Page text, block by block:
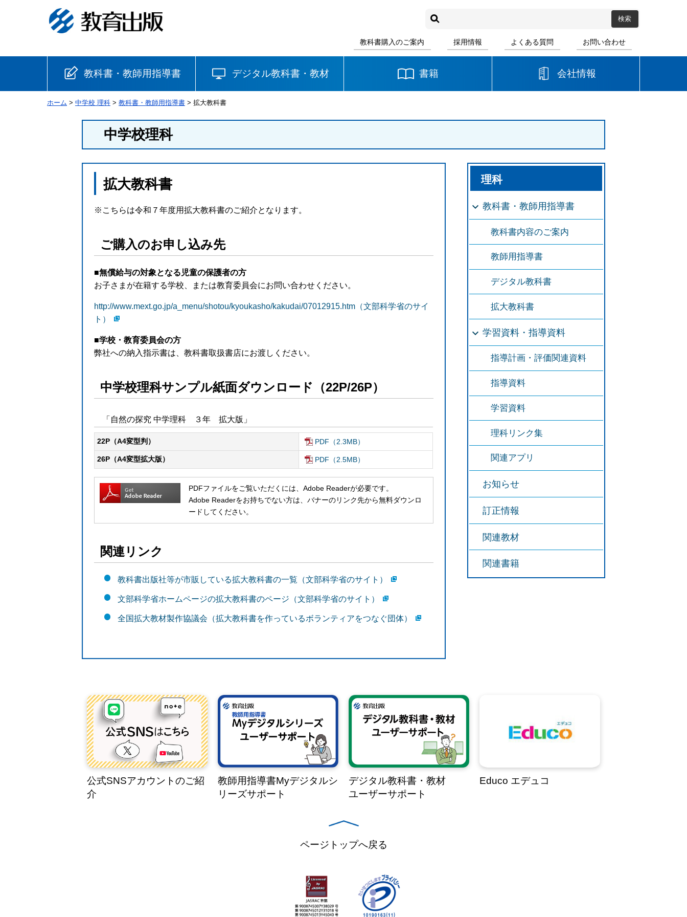
教科書購入のご案内 採用情報 よくある質問 お問い合わせ
教科書・教師用指導書
小学校
書写
算数 理科 生活
英語
数学 理科 音楽
デジタル教科書・教材 書籍 会社情報
ホーム > 中学校 理科 > 教科書・教師用指導書 > 拡大教科書
中学校理科
拡大教科書
※こちらは令和７年度用拡大教科書のご紹介となります。
ご購入のお申し込み先
■無償給与の対象となる児童の保護者の方
お子さまが在籍する学校、または教育委員会にお問い合わせください。
http://www.mext.go.jp/a_menu/shotou/kyoukasho/kakudai/07012915.htm（文部科学省のサイ
ト）
■学校・教育委員会の方
弊社への納入指示書は、教科書取扱書店にお渡しください。
中学校理科サンプル紙面ダウンロード（22P/26P）
「自然の探究 中学理科 ３年 拡大版」
22P（A4変型判） PDF（2.3MB）
26P（A4変型拡大版） PDF（2.5MB）
PDFファイルをご覧いただくには、Adobe Readerが必要です。
Adobe Readerをお持ちでない方は、バナーのリンク先から無料ダウンロ
ードしてください。
関連リンク
教科書出版社等が市販している拡大教科書の一覧（文部科学省のサイト）
文部科学省ホームページの拡大教科書のページ（文部科学省のサイト）
全国拡大教材製作協議会（拡大教科書を作っているボランティアをつなぐ団体）
理科
教科書・教師用指導書
教科書内容のご案内
教師用指導書
デジタル教科書
拡大教科書
学習資料・指導資料
指導計画・評価関連資料
指導資料
学習資料
理科リンク集
関連アプリ
お知らせ
訂正情報
関連教材
関連書籍
公式SNSアカウントのご紹
介
教師用指導書Myデジタルシ
リーズサポート
デジタル教科書・教材
ユーザーサポート
Educo エデュコ
ページトップへ戻る